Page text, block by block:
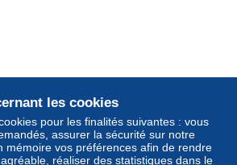
les cookies
pour les finalités suivantes : vous
assurer la sécurité sur notre
mémoire vos préférences afin de rendre
réaliser des statistiques dans le